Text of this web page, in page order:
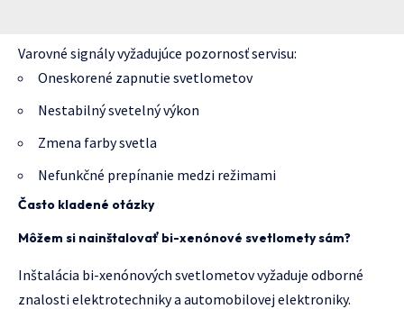
Varovné signály vyžadujúce pozornosť servisu:
Oneskorené zapnutie svetlometov
Nestabilný svetelný výkon
Zmena farby svetla
Nefunkčné prepínanie medzi režimami
Často kladené otázky
Môžem si nainštalovať bi-xenónové svetlomety sám?
Inštalácia bi-xenónových svetlometov vyžaduje odborné
znalosti elektrotechniky a automobilovej elektroniky.